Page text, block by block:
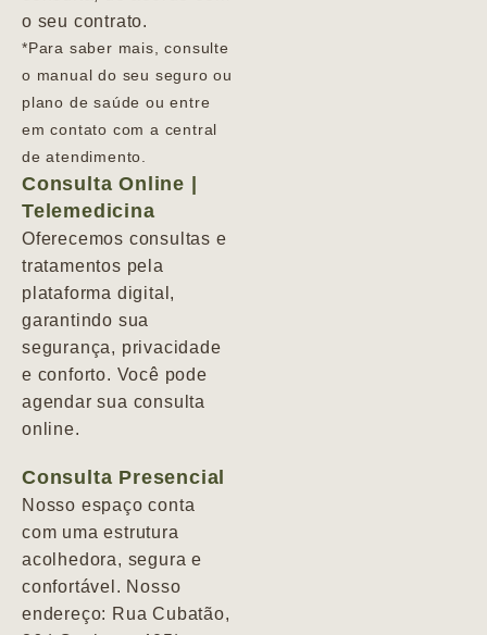
o seu contrato.
*Para saber mais, consulte
o manual do seu seguro ou
plano de saúde ou entre
em contato com a central
de atendimento.
Consulta Online |
Telemedicina
Oferecemos consultas e
tratamentos pela
plataforma digital,
garantindo sua
segurança, privacidade
e conforto. Você pode
agendar sua consulta
online.
Consulta Presencial
Nosso espaço conta
com uma estrutura
acolhedora, segura e
confortável. Nosso
endereço: Rua Cubatão,